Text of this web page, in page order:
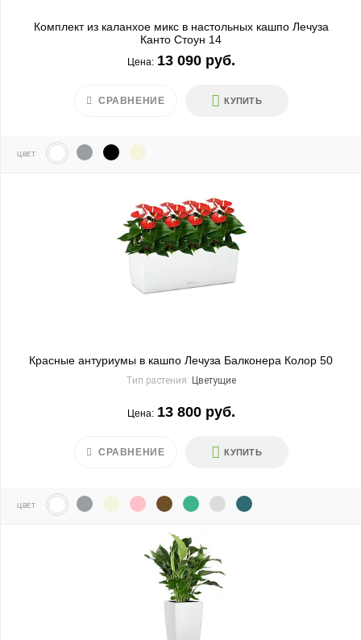
Комплект из каланхое микс в настольных кашпо Лечуза
Канто Стоун 14
Цена: 13 090 руб.
КУПИТЬ
СРАВНЕНИЕ
ЦВЕТ
Красные антуриумы в кашпо Лечуза Балконера Колор 50
Тип растения: Цветущие
Цена: 13 800 руб.
КУПИТЬ
СРАВНЕНИЕ
ЦВЕТ